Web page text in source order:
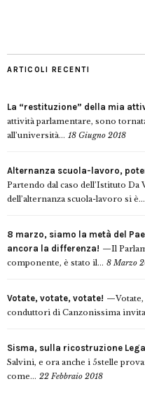
ARTICOLI RECENTI
La “restituzione” della mia
attività parlamentare, sono
all’università... 18 Giugno 2018
Alternanza scuola-lavoro,
Partendo dal caso dell’Istituto
dell’alternanza scuola-lavoro si è...
8 marzo, siamo la metà del
ancora la differenza!
Il
componente, è stato il... 8 Marzo
Votate, votate, votate!
conduttori di Canzonissima
Sisma, sulla ricostruzione
Salvini, e ora anche i 5stelle
come... 22 Febbraio 2018